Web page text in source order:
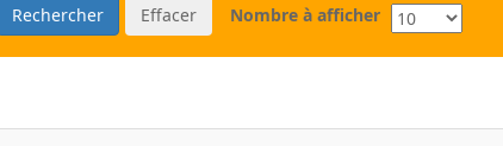
Rechercher Effacer Nombre à afficher